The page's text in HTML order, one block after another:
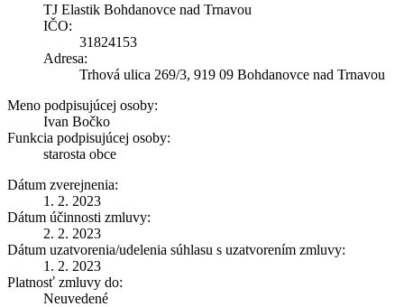
TJ Elastik Bohdanovce nad Trnavou
IČO:
31824153
Adresa:
Trhová ulica 269/3, 919 09 Bohdanovce nad Trnavou
Meno podpisujúcej osoby:
Ivan Bočko
Funkcia podpisujúcej osoby:
starosta obce
Dátum zverejnenia:
1. 2. 2023
Dátum účinnosti zmluvy:
2. 2. 2023
Dátum uzatvorenia/udelenia súhlasu s uzatvorením zmluvy:
1. 2. 2023
Platnosť zmluvy do:
Neuvedené